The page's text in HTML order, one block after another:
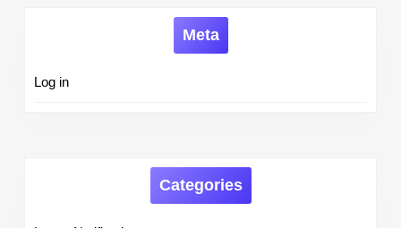
Meta
Log in
Categories